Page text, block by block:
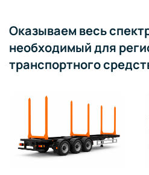
Оказываем весь
необходимый для
транспортного